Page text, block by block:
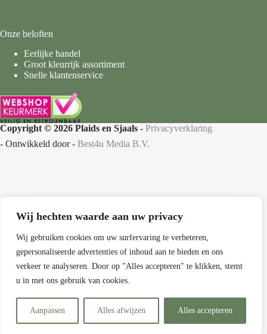
Wij hechten waarde aan uw privacy
Wij gebruiken cookies om uw surfervaring te verbeteren,
gepersonaliseerde advertenties of inhoud aan te bieden en ons
verkeer te analyseren. Door op "Alles accepteren" te klikken, stemt
u in met ons gebruik van cookies.
Aanpassen Alles afwijzen Alles accepteren
Nieuw bij Plaids en Sjaals
Gratis verzending
Bestel nu je favoriete plaids en sjaals met
gratis verzending!
Onze beloften
Eerlijke handel
Groot kleurrijk assortiment
Snelle klantenservice
Copyright © 2026 Plaids en Sjaals - Privacyverklaring
- Ontwikkeld door - Best4u Media B.V.